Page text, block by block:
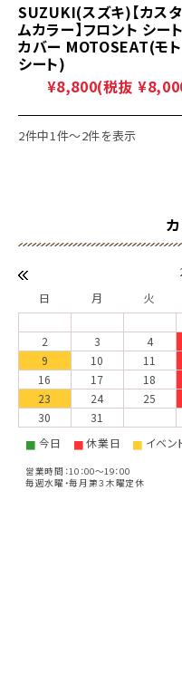
SUZUKI(スズキ)【カスタ
ムカラー】フロント シート
カバー MOTOSEAT(モト
シート)
¥8,800(税抜
2件中1件～2件を表示
日 月 火
2
3 4
9
10 11
16
17 18
23
24 25
30
31
■ 今日 ■休業日 ■ イベン
営業時間：10：00～19：00
毎週水曜・毎月第３木曜定休